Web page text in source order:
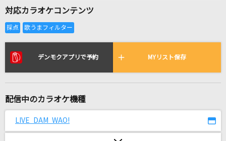
リアルタイムで歌われている曲の一覧
今井美樹
[生音]銀の龍の背に乗って
対応カラオケコンテンツ
デンモクアプリで予約 MYリスト保存
配信中のカラオケ機種
LIVE DAM WAO!